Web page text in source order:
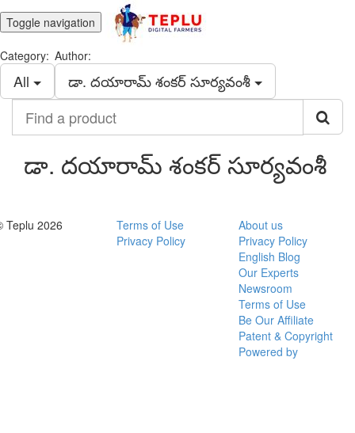
Toggle navigation
Category:
All
Author:
డా. దయారామ్ శంకర్ సూర్యవంశీ
product
డా. దయారామ్ శంకర్ సూర్యవంశీ
Teplu 2026
Terms of Use
Privacy Policy
About us
Privacy Policy
English Blog
Our Experts
Newsroom
Terms of Use
Be Our Affiliate
Patent & Copyright
Powered by